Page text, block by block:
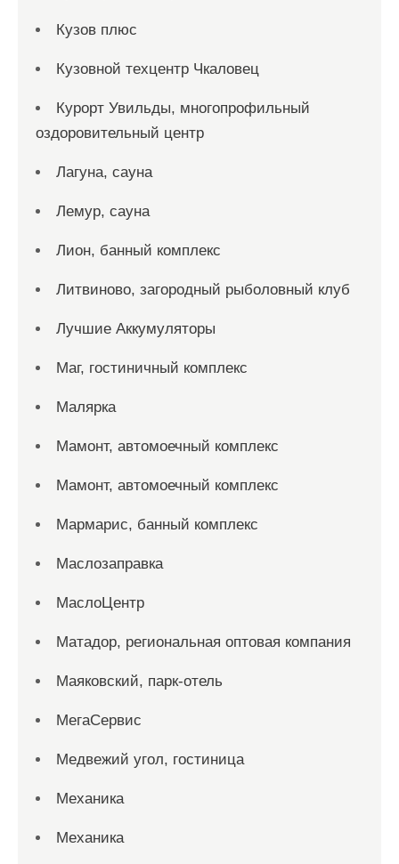
Кузов плюс
Кузовной техцентр Чкаловец
Курорт Увильды, многопрофильный
оздоровительный центр
Лагуна, сауна
Лемур, сауна
Лион, банный комплекс
Литвиново, загородный рыболовный клуб
Лучшие Аккумуляторы
Маг, гостиничный комплекс
Малярка
Мамонт, автомоечный комплекс
Мамонт, автомоечный комплекс
Мармарис, банный комплекс
Маслозаправка
МаслоЦентр
Матадор, региональная оптовая компания
Маяковский, парк-отель
МегаСервис
Медвежий угол, гостиница
Механика
Механика